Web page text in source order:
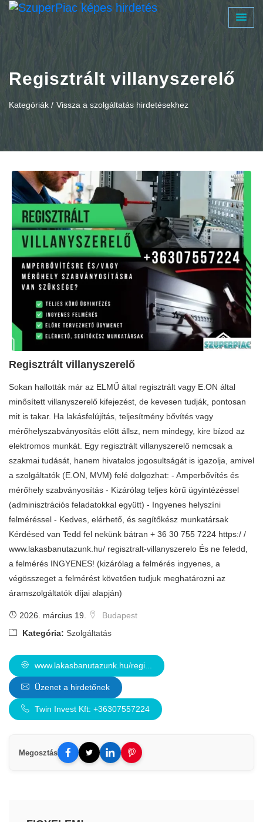
Regisztrált villanyszerelő
Kategóriák / Vissza a szolgáltatás hirdetésekhez
Regisztrált villanyszerelő
Sokan hallották már az ELMŰ által regisztrált vagy E.ON által
minősített villanyszerelő kifejezést, de kevesen tudják, pontosan
mit is takar. Ha lakásfelújítás, teljesítmény bővítés vagy
mérőhelyszabványosítás előtt állsz, nem mindegy, kire bízod az
elektromos munkát. Egy regisztrált villanyszerelő nemcsak a
szakmai tudását, hanem hivatalos jogosultságát is igazolja, amivel
a szolgáltatók (E.ON, MVM) felé dolgozhat: - Amperbővítés és
mérőhely szabványosítás - Kizárólag teljes körű ügyintézéssel
(adminisztrációs feladatokkal együtt) - Ingyenes helyszíni
felméréssel - Kedves, elérhető, és segítőkész munkatársak
Kérdésed van Tedd fel nekünk bátran + 36 30 755 7224 https:/ /
www.lakasbanutazunk.hu/ regisztralt-villanyszerelo És ne feledd,
a felmérés INGYENES! (kizárólag a felmérés ingyenes, a
végösszeget a felmérést követően tudjuk meghatározni az
áramszolgáltatók díjai alapján)
2026. március 19.
Budapest
Kategória: Szolgáltatás
www.lakasbanutazunk.hu/regi...
Üzenet a hirdetőnek
Twin Invest Kft: +36307557224
Megosztás